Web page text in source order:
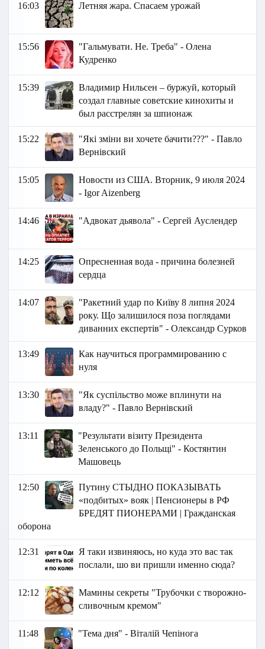
16:03 Летняя жара. Спасаем урожай
15:56
"Гальмувати. Не. Треба" - Олена
Кудренко
15:39
Владимир Нильсен – буржуй, который
создал главные советские кинохиты и
был расстрелян за шпионаж
15:22
"Які зміни ви хочете бачити???" - Павло
Вернівский
15:05
Новости из США. Вторник, 9 июля 2024
- Igor Aizenberg
14:46 "Адвокат дьявола" - Сергей Ауслендер
14:25
Опресненная вода - причина болезней
сердца
14:07
"Ракетний удар по Київу 8 липня 2024
року. Що залишилося поза поглядами
диванних експертів" - Олександр Сурков
13:49
Как научиться программированию с
нуля
13:30
"Як суспільство може вплинути на
владу?" - Павло Вернівский
13:11
"Результати візиту Президента
Зеленського до Польщі" - Костянтин
Машовець
12:50
Путину СТЫДНО ПОКАЗЫВАТЬ
«подбитых» вояк | Пенсионеры в РФ
БРЕДЯТ ПИОНЕРАМИ | Гражданская
оборона
12:31
Я таки извиняюсь, но куда это вас так
послали, шо ви пришли именно сюда?
12:12
Мамины секреты "Трубочки с творожно-
сливочным кремом"
11:48 "Тема дня" - Віталій Чепінога